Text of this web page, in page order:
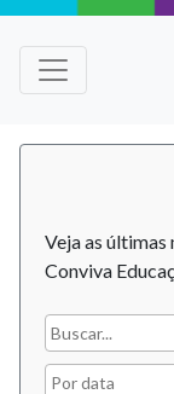
Veja as
Conviva